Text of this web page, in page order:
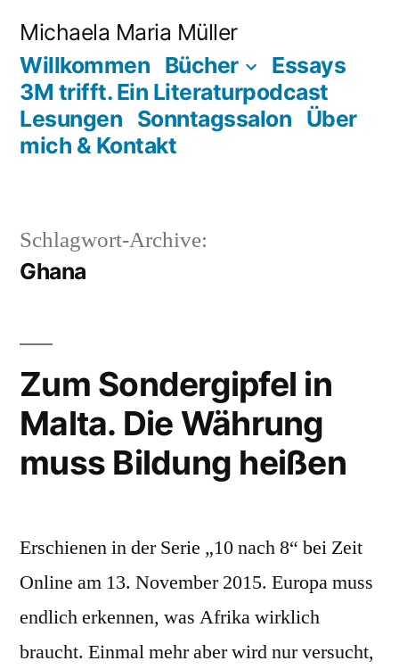
Inhalt
springen
Michaela Maria Müller
Willkommen Bücher
Essays
3M trifft. Ein Literaturpodcast
Lesungen Sonntagssalon Über
mich & Kontakt
Schlagwort-Archive:
Ghana
Zum Sondergipfel in
Malta. Die Währung
muss Bildung heißen
Erschienen in der Serie „10 nach 8“ bei Zeit
Online am 13. November 2015. Europa muss
endlich erkennen, was Afrika wirklich
braucht. Einmal mehr aber wird nur versucht,